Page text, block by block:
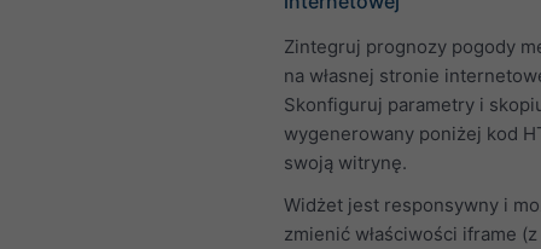
Zintegruj prognozy pogody
na własnej stronie
Skonfiguruj parametry i
wygenerowany poniżej kod
swoją witrynę.
Widżet jest responsywny i
zmienić właściwości iframe